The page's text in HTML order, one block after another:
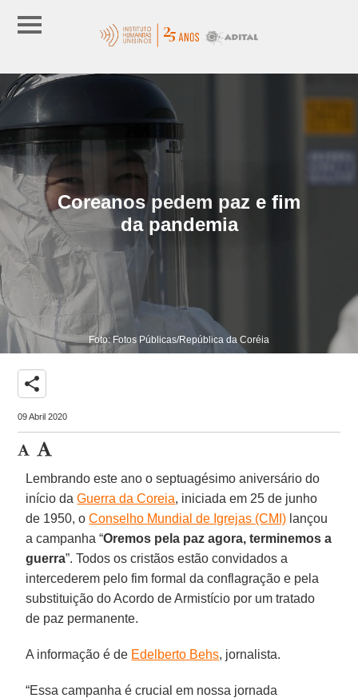
Coreanos pedem paz e fim
da pandemia
Foto: Fotos Públicas/República da Coréia
share
09 Abril 2020
Lembrando este ano o septuagésimo aniversário do
início daGuerra da Coreia, iniciada em 25 de junho
de 1950, oConselho Mundial de Igrejas (CMI) lançou
a campanha “Oremos pela paz agora, terminemos a
guerra”. Todos os cristãos estão convidados a
intercederem pelo fim formal da conflagração e pela
substituição do Acordo de Armistício por um tratado
de paz permanente.
A informação é de Edelberto Behs, jornalista.
“Essa campanha é crucial em nossa jornada